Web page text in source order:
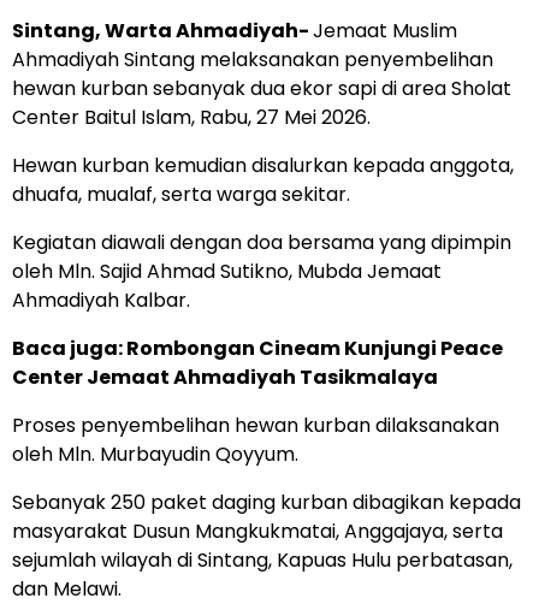
Sintang, Warta Ahmadiyah-Jemaat Muslim
Ahmadiyah Sintang melaksanakan penyembelihan
hewan kurban sebanyak dua ekor sapi di area Sholat
Center Baitul Islam, Rabu, 27 Mei 2026.
Hewan kurban kemudian disalurkan kepada anggota,
dhuafa, mualaf, serta warga sekitar.
Kegiatan diawali dengan doa bersama yang dipimpin
oleh Mln. Sajid Ahmad Sutikno, Mubda Jemaat
Ahmadiyah Kalbar.
Baca juga: Rombongan Cineam Kunjungi Peace
Center Jemaat Ahmadiyah Tasikmalaya
Proses penyembelihan hewan kurban dilaksanakan
oleh Mln. Murbayudin Qoyyum.
Sebanyak 250 paket daging kurban dibagikan kepada
masyarakat Dusun Mangkukmatai, Anggajaya, serta
sejumlah wilayah di Sintang, Kapuas Hulu perbatasan,
dan Melawi.